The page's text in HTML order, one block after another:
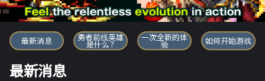
勇者前线英雄
最新消息 勇者前线英雄
是什么？
一次全新的体
验 如何开始游戏
最新消息